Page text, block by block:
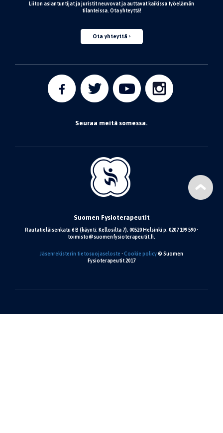
Liiton asiantuntijat ja juristit neuvovat ja auttavat kaikissa työelämän
tilanteissa. Ota yhteyttä!
Ota yhteyttä
Seuraa meitä somessa.
Suomen Fysioterapeutit
Rautatieläisenkatu 6 B (käynti: Kellosilta 7), 00520 Helsinki p. 0207 199 590 •
toimisto@suomenfysioterapeutit.fi.
Jäsenrekisterin tietosuojaseloste • Cookie policy© Suomen
Fysioterapeutit 2017